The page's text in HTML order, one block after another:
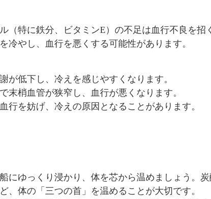
（特に鉄分、ビタミンE）の不足は血行不良を招
冷やし、血行を悪くする可能性があります。
が低下し、冷えを感じやすくなります。
末梢血管が狭窄し、血行が悪くなります。
行を妨げ、冷えの原因となることがあります。
ゆっくり浸かり、体を芯から温めましょう。炭
、体の「三つの首」を温めることが大切です。